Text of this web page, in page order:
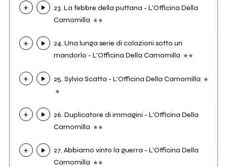
23. La febbre della puttana - L'Officina Della
Camomilla
24. Una lunga serie di colazioni sotto un
mandorlo - L'Officina Della Camomilla
25. Sylvia Scatta - L'Officina Della Camomilla
26. Duplicatore di immagini - L'Officina Della
Camomilla
27. Abbiamo vinto la guerra - L'Officina Della
Camomilla